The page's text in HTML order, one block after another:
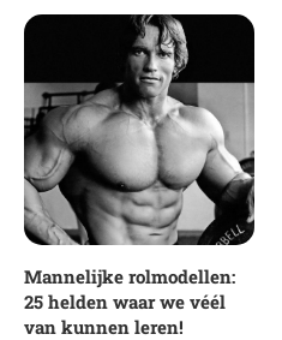
Mannelijke rolmodellen:
25 helden waar we véél
van kunnen leren!